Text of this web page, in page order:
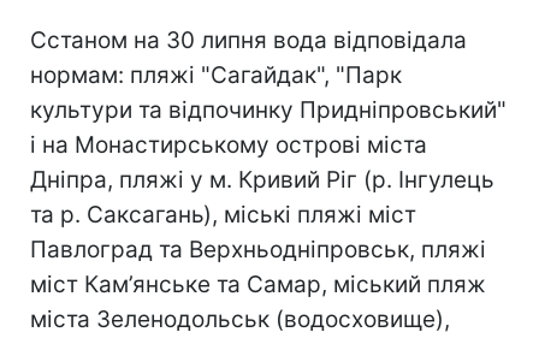
Сстаном на 30 липня вода відповідала
нормам: пляжі "Сагайдак", "Парк
культури та відпочинку Придніпровський"
і на Монастирському острові міста
Дніпра, пляжі у м. Кривий Ріг (р. Інгулець
та р. Саксагань), міські пляжі міст
Павлоград та Верхньодніпровськ, пляжі
міст Кам’янське та Самар, міський пляж
міста Зеленодольськ (водосховище),